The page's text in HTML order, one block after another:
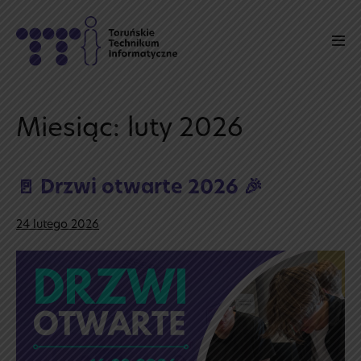
content
Miesiąc: luty 2026
🚪 Drzwi otwarte 2026 🎉
24 lutego 2026
otwarte
2026